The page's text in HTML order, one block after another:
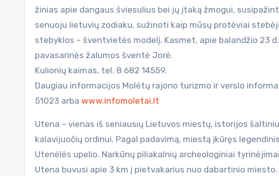
žinias apie dangaus šviesulius bei jų įtaką žmogui,
senuoju lietuvių zodiaku, sužinoti kaip mūsų protėviai
stebyklos – šventvietės modelį. Kasmet, apie balandžio 23
pavasarinės žalumos šventė Jorė.
Kulionių kaimas, tel. 8 682 14559.
Daugiau informacijos Molėtų rajono turizmo ir verslo
51023 arba www.infomoletai.lt
Utena – vienas iš seniausių Lietuvos miestų, istorijos
kalavijuočių ordinui. Pagal padavimą, miestą įkūręs
Utenėlės upelio. Narkūnų piliakalnių archeologiniai
Utena buvusi apie 3 km į pietvakarius nuo dabartinio